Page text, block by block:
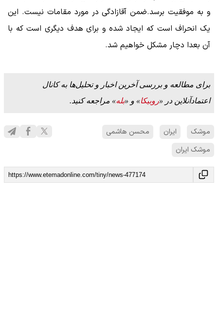
و به موفقیت برسد.ضمن آقازادگی در مورد مقامات نیست. این
یک انحراف است که ایجاد شده و برای هدف دیگری است که با
آن بعدا دچار مشکل خواهیم شد.
برای مطالعه و بررسی آخرین اخبار و تحلیل‌ها به کانال
اعتمادآنلاین در «روبیکا» و «بله» مراجعه کنید.
موشک ایران
محسن هاشمی
موشک ایران